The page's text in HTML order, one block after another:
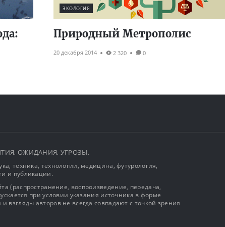
ЭКОЛОГИЯ
Природный Метрополис
20 декабря 2014 2 320 0
ОЖИДАНИЯ, УГРОЗЫ.
техника, технологии, медицина, футурология,
и публикации.
(распространение, воспроизведение, передача,
при условии указания источника в форме
взгляды авторов не всегда совпадают с точкой зрения